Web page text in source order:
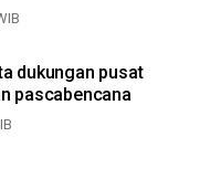
dukungan pusat
pascabencana